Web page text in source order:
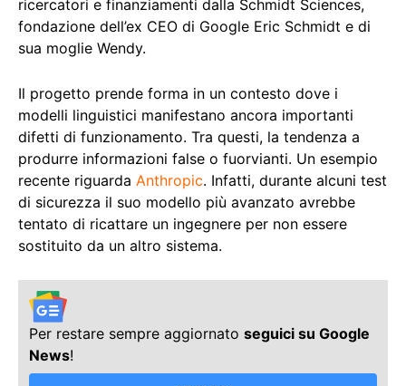
ricercatori e finanziamenti dalla Schmidt Sciences,
fondazione dell’ex CEO di Google Eric Schmidt e di
sua moglie Wendy.
Il progetto prende forma in un contesto dove i
modelli linguistici manifestano ancora importanti
difetti di funzionamento. Tra questi, la tendenza a
produrre informazioni false o fuorvianti. Un esempio
recente riguarda Anthropic. Infatti, durante alcuni test
di sicurezza il suo modello più avanzato avrebbe
tentato di ricattare un ingegnere per non essere
sostituito da un altro sistema.
Per restare sempre aggiornato seguici su Google
News!